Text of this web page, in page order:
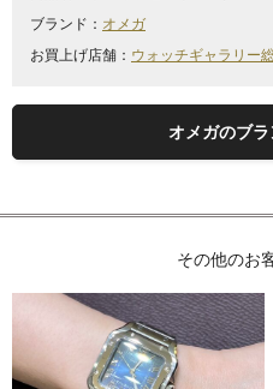
ブランド： オメガ
お買上げ店舗： ウォッチギャラリー
オメガのブ
その他のお